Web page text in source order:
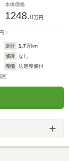
本体価格
1248.0万円
円
走行 1.7万km
修復
なし
整備
法定整備付
区